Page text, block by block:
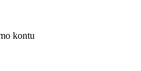
kontu